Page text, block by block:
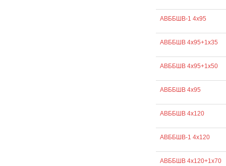
АВББШВ-1 4х95
АВББШВ 4х95+1х35
АВББШВ 4х95+1х50
АВББШВ 4х95
АВББШВ 4х120
АВББШВ-1 4х120
АВББШВ 4х120+1х70